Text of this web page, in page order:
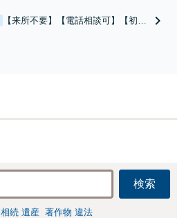
争点を整理し、見
【来所不要】【電話相談可】【初回
検索
相続 遺産 著作物 違法